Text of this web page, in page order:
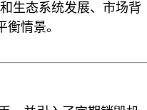
生态系统发展、市场背
情景。